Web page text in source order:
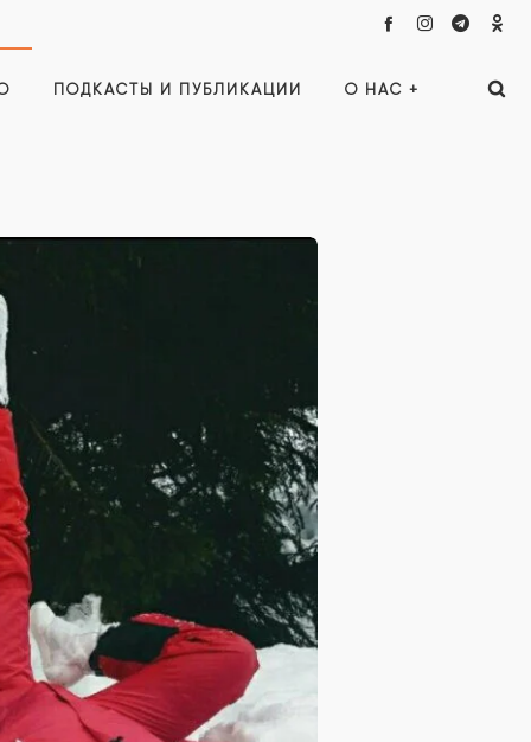
ПОДКАСТЫ И ПУБЛИКАЦИИ О НАС +